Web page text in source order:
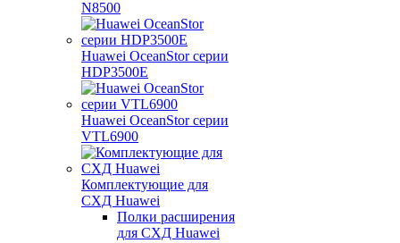
N8500
Huawei OceanStor серии
HDP3500E
Huawei OceanStor серии
VTL6900
Комплектующие для
СХД Huawei
Полки расширения
для СХД Huawei